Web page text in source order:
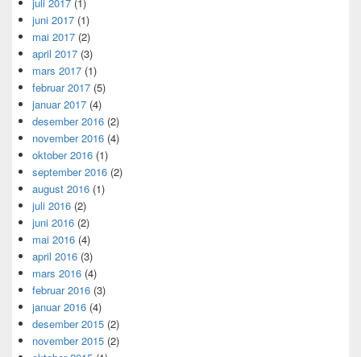
juli 2017 (1)
juni 2017 (1)
mai 2017 (2)
april 2017 (3)
mars 2017 (1)
februar 2017 (5)
januar 2017 (4)
desember 2016 (2)
november 2016 (4)
oktober 2016 (1)
september 2016 (2)
august 2016 (1)
juli 2016 (2)
juni 2016 (2)
mai 2016 (4)
april 2016 (3)
mars 2016 (4)
februar 2016 (3)
januar 2016 (4)
desember 2015 (2)
november 2015 (2)